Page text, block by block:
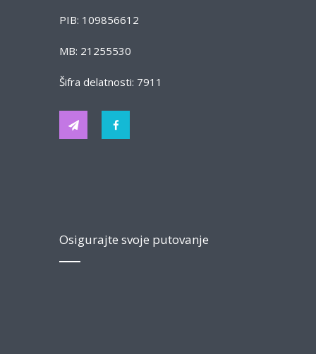
PIB: 109856612
MB: 21255530
Šifra delatnosti: 7911
Osigurajte svoje putovanje